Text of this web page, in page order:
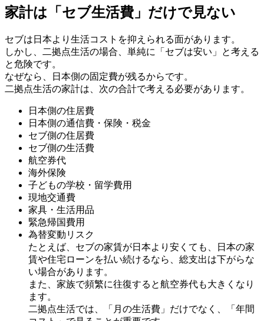
家計は「セブ生活費」だけで見ない
セブは日本より生活コストを抑えられる面があります。
しかし、二拠点生活の場合、単純に「セブは安い」と考える
と危険です。
なぜなら、日本側の固定費が残るからです。
二拠点生活の家計は、次の合計で考える必要があります。
日本側の住居費
日本側の通信費・保険・税金
セブ側の住居費
セブ側の生活費
航空券代
海外保険
子どもの学校・留学費用
現地交通費
家具・生活用品
緊急帰国費用
為替変動リスク
たとえば、セブの家賃が日本より安くても、日本の家
賃や住宅ローンを払い続けるなら、総支出は下がらな
い場合があります。
また、家族で頻繁に往復すると航空券代も大きくなり
ます。
二拠点生活では、「月の生活費」だけでなく、「年間